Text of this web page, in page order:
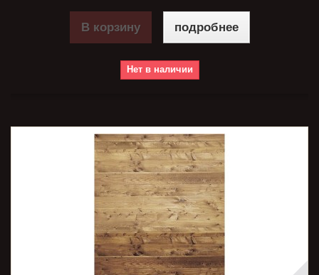
В корзину подробнее
Нет в наличии